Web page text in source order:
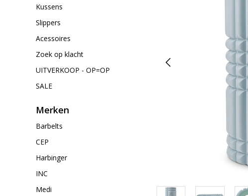
Kussens
Slippers
Acessoires
Zoek op klacht
UITVERKOOP - OP=OP
SALE
Merken
Barbelts
CEP
Harbinger
INC
Medi